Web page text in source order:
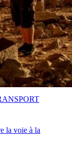
la voie à la